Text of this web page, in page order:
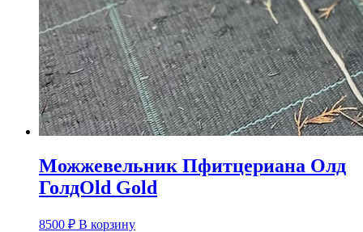
Можжевельник Пфитцериана Олд
ГолдOld Gold
8500 ₽ В корзину